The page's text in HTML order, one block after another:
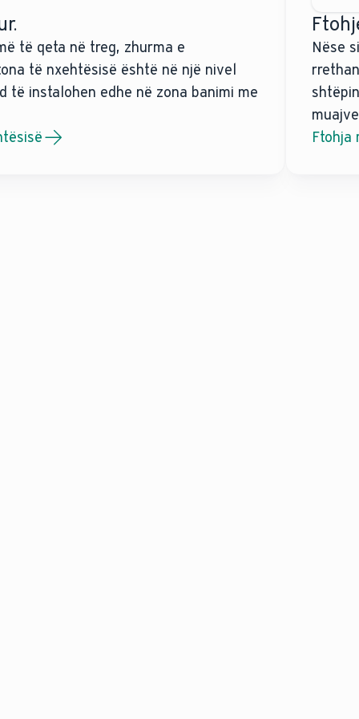
të qeta në treg, zhurma e
të nxehtësisë është në një nivel
të instalohen edhe në zona banimi me
Nëse
Ftohja